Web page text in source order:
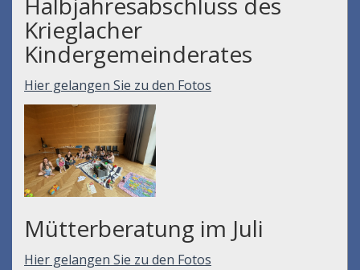
Krieglacher
Kindergemeinderates
Hier gelangen Sie zu den Fotos
Mütterberatung im Juli
Hier gelangen Sie zu den Fotos